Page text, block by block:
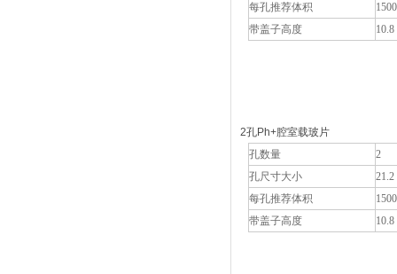
每孔推荐体积
带盖子高度
10.8
2孔Ph+腔室载玻片
孔数量
2
孔尺寸大小
21.2
每孔推荐体积
带盖子高度
10.8